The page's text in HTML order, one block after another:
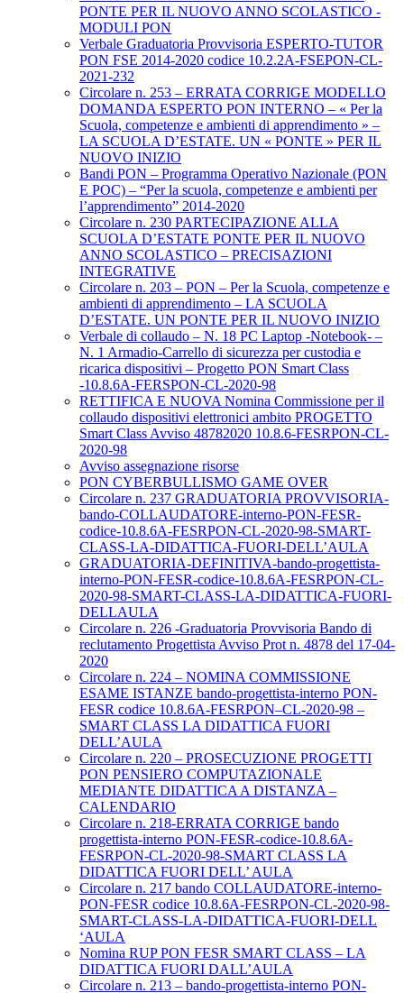
PONTE PER IL NUOVO ANNO SCOLASTICO -
MODULI PON
Verbale Graduatoria Provvisoria ESPERTO-TUTOR
PON FSE 2014-2020 codice 10.2.2A-FSEPON-CL-
2021-232
Circolare n. 253 – ERRATA CORRIGE MODELLO
DOMANDA ESPERTO PON INTERNO – « Per la
Scuola, competenze e ambienti di apprendimento » –
LA SCUOLA D’ESTATE. UN « PONTE » PER IL
NUOVO INIZIO
Bandi PON – Programma Operativo Nazionale (PON
E POC) – “Per la scuola, competenze e ambienti per
l’apprendimento” 2014-2020
Circolare n. 230 PARTECIPAZIONE ALLA
SCUOLA D’ESTATE PONTE PER IL NUOVO
ANNO SCOLASTICO – PRECISAZIONI
INTEGRATIVE
Circolare n. 203 – PON – Per la Scuola, competenze e
ambienti di apprendimento – LA SCUOLA
D’ESTATE. UN PONTE PER IL NUOVO INIZIO
Verbale di collaudo – N. 18 PC Laptop -Notebook- –
N. 1 Armadio-Carrello di sicurezza per custodia e
ricarica dispositivi – Progetto PON Smart Class
-10.8.6A-FERSPON-CL-2020-98
RETTIFICA E NUOVA Nomina Commissione per il
collaudo dispositivi elettronici ambito PROGETTO
Smart Class Avviso 48782020 10.8.6-FESRPON-CL-
2020-98
Avviso assegnazione risorse
PON CYBERBULLISMO GAME OVER
Circolare n. 237 GRADUATORIA PROVVISORIA-
bando-COLLAUDATORE-interno-PON-FESR-
codice-10.8.6A-FESRPON-CL-2020-98-SMART-
CLASS-LA-DIDATTICA-FUORI-DELL’AULA
GRADUATORIA-DEFINITIVA-bando-progettista-
interno-PON-FESR-codice-10.8.6A-FESRPON-CL-
2020-98-SMART-CLASS-LA-DIDATTICA-FUORI-
DELLAULA
Circolare n. 226 -Graduatoria Provvisoria Bando di
reclutamento Progettista Avviso Prot n. 4878 del 17-04-
2020
Circolare n. 224 – NOMINA COMMISSIONE
ESAME ISTANZE bando-progettista-interno PON-
FESR codice 10.8.6A-FESRPON–CL-2020-98 –
SMART CLASS LA DIDATTICA FUORI
DELL’AULA
Circolare n. 220 – PROSECUZIONE PROGETTI
PON PENSIERO COMPUTAZIONALE
MEDIANTE DIDATTICA A DISTANZA –
CALENDARIO
Circolare n. 218-ERRATA CORRIGE bando
progettista-interno PON-FESR-codice-10.8.6A-
FESRPON-CL-2020-98-SMART CLASS LA
DIDATTICA FUORI DELL’ AULA
Circolare n. 217 bando COLLAUDATORE-interno-
PON-FESR codice 10.8.6A-FESRPON-CL-2020-98-
SMART-CLASS-LA-DIDATTICA-FUORI-DELL
‘AULA
Nomina RUP PON FESR SMART CLASS – LA
DIDATTICA FUORI DALL’AULA
Circolare n. 213 – bando-progettista-interno PON-